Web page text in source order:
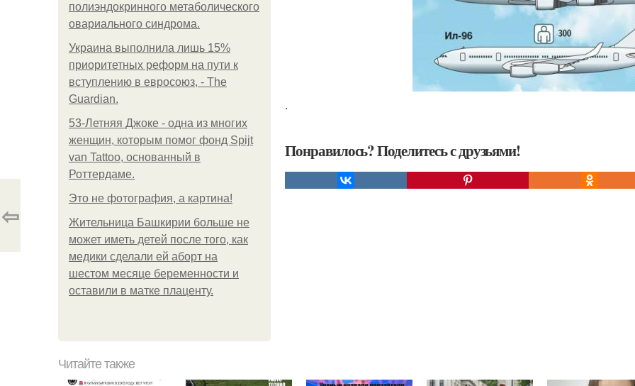
полиэндокринного метаболического
овариального синдрома.
Украина выполнила лишь 15%
приоритетных реформ на пути к
вступлению в евросоюз, - The
Guardian.
53-Летняя Джоке - одна из многих
женщин, которым помог фонд Spijt
van Tattoo, основанный в
Роттердаме.
Это не фотография, а картина!
Жительница Башкирии больше не
может иметь детей после того, как
медики сделали ей аборт на
шестом месяце беременности и
оставили в матке плаценту.
.
Понравилось? Поделитесь с друзьями!
⇦
Читайте также